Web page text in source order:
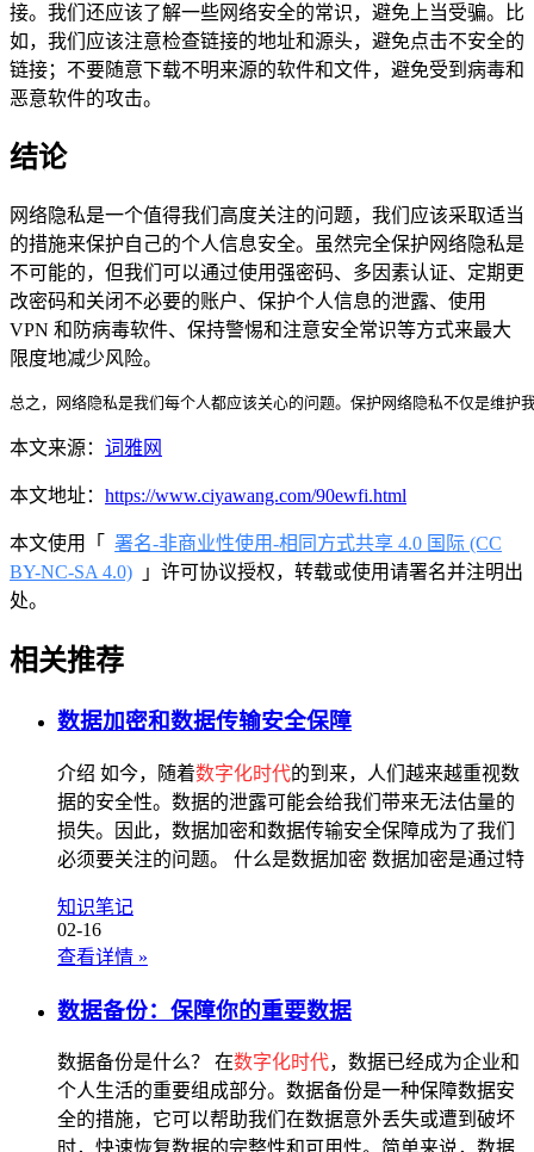
接。我们还应该了解一些网络安全的常识，避免上当受骗。比
如，我们应该注意检查链接的地址和源头，避免点击不安全的
链接；不要随意下载不明来源的软件和文件，避免受到病毒和
恶意软件的攻击。
结论
网络隐私是一个值得我们高度关注的问题，我们应该采取适当
的措施来保护自己的个人信息安全。虽然完全保护网络隐私是
不可能的，但我们可以通过使用强密码、多因素认证、定期更
改密码和关闭不必要的账户、保护个人信息的泄露、使用
VPN 和防病毒软件、保持警惕和注意安全常识等方式来最大
限度地减少风险。
总之，网络隐私是我们每个人都应该关心的问题。保护网络隐私不仅是维
本文来源： 词雅网
本文地址： https://www.ciyawang.com/90ewfi.html
本文使用「 署名-非商业性使用-相同方式共享 4.0 国际 (CC
BY-NC-SA 4.0) 」许可协议授权，转载或使用请署名并注明出
处。
相关推荐
数据加密和数据传输安全保障
介绍 如今，随着数字化时代的到来，人们越来越重视数
据的安全性。数据的泄露可能会给我们带来无法估量的
损失。因此，数据加密和数据传输安全保障成为了我们
必须要关注的问题。 什么是数据加密 数据加密是通过特
知识笔记
02-16
查看详情 »
数据备份：保障你的重要数据
数据备份是什么？ 在数字化时代，数据已经成为企业和
个人生活的重要组成部分。数据备份是一种保障数据安
全的措施，它可以帮助我们在数据意外丢失或遭到破坏